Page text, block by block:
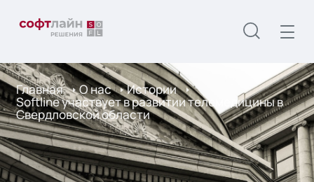
Главная О нас Истории
Softline участвует в развитии телемедицины в
Свердловской области